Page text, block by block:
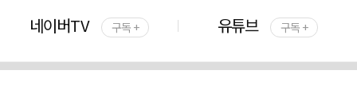
네이버TV 구독 + 유튜브 구독 +